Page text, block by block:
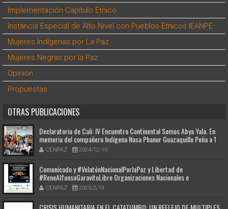
Implementación Capítulo Étnico
Instancia Especial de Alto Nivel con Pueblos Étnicos IEANPE
Mujeres Indígenas por La Paz
Mujeres Negras por la Paz
Opinión
Propuestas
OTRAS PUBLICACIONES
Declaratoria de Cali: IV Encuentro Continental Somos Abya Yala. En
memoria del compañero Indígena Nasa Phanor Guazaquillo Peña a 1
año de su siembra. #JusticiaparaPhanor #PhanoresSemilla
CENPAZ 2024/12/10
Comunicado y #VelatónNacionalPorlaPaz y Libertad de
#ReneAlfonsoGaravitoLibre Organizaciones Nacionales e
Internacionales y Defensores de Derechos Humanos
CENPAZ 2025/2/19